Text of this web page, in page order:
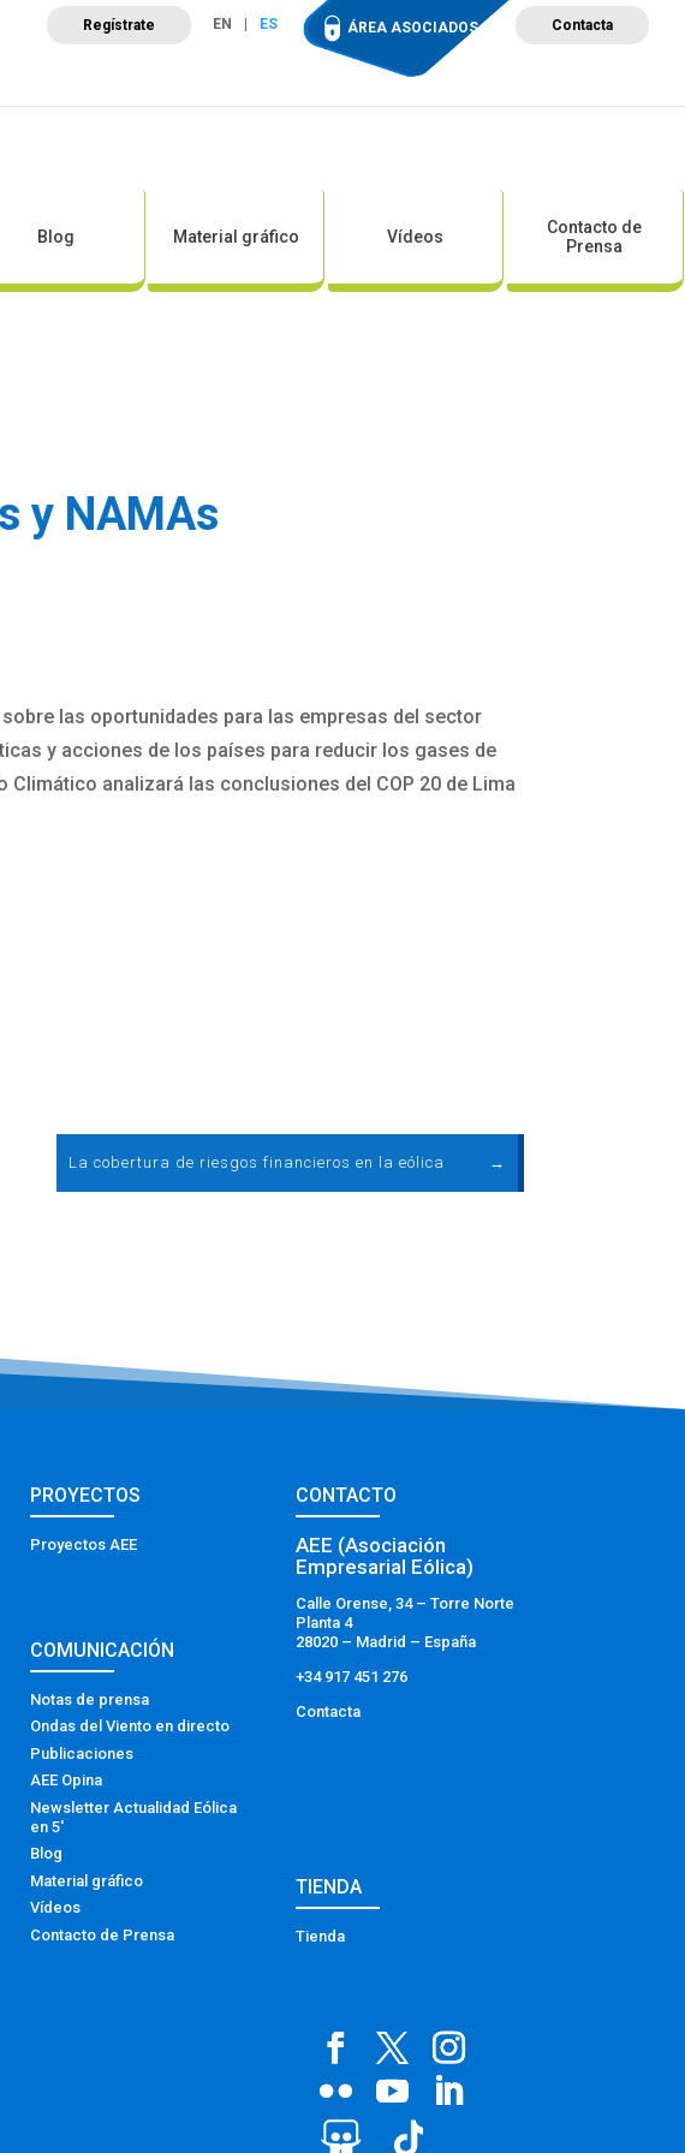
Regístrate EN ES ÁREA ASOCIADOS Contacta
Campus de Formación
Blog Material gráfico Vídeos
Contacto de
Prensa
y NAMAs
las oportunidades para las empresas del sector
y acciones de los países para reducir los gases de
analizará las conclusiones del COP 20 de Lima
La cobertura de riesgos financieros en la eólica →
PROYECTOS
Proyectos AEE
COMUNICACIÓN
Notas de prensa
Ondas del Viento en directo
Publicaciones
AEE Opina
Newsletter Actualidad Eólica
en 5′
Blog
Material gráfico
Vídeos
Contacto de Prensa
CONTACTO
AEE (Asociación
Empresarial Eólica)
Calle Orense, 34 – Torre Norte
Planta 4
28020 – Madrid – España
+34 917 451 276
Contacta
TIENDA
Tienda